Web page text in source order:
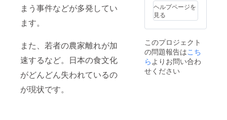
まう事件などが多発してい
ます。
また、若者の農家離れが加
速するなど。日本の食文化
がどんどん失われているの
が現状です。
ヘルプページを
見る
このプロジェクト
の問題報告はこち
ら よりお問い合わ
せください